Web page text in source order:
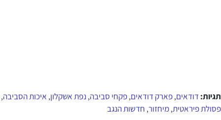
תגיות: דודאים,פארק דודאים,פקחי סביבה, נפת אשקלון, איכות הסביבה,
פסולת פיראטית,מיחזור, חדשות הנגב